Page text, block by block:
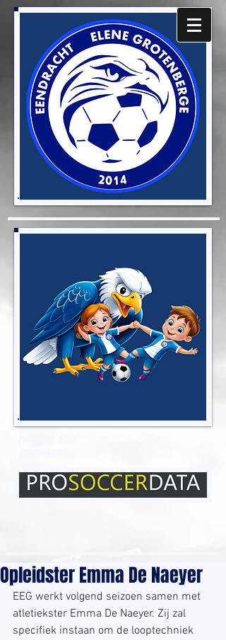
Opleidster Emma De Naeyer
EEG werkt volgend seizoen samen met
atletiekster Emma De Naeyer. Zij zal
specifiek instaan om de looptechniek